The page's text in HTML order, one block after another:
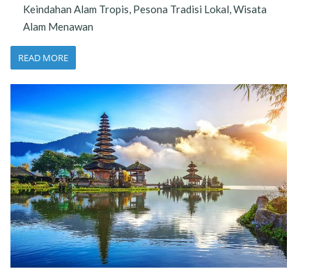
Keindahan Alam Tropis, Pesona Tradisi Lokal,Wisata
Alam Menawan
READ MORE